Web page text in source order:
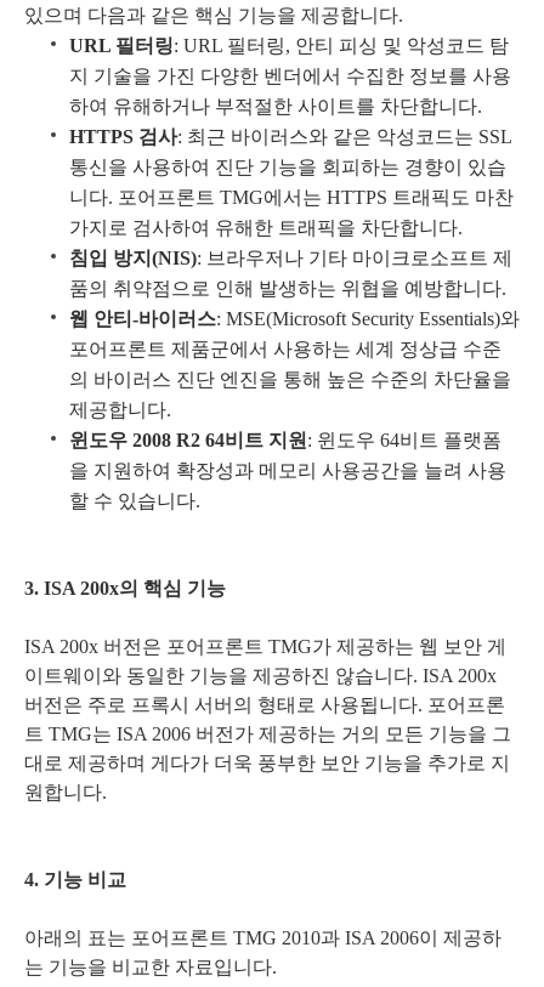
있으며 다음과 같은 핵심 기능을 제공합니다.
URL 필터링: URL 필터링, 안티 피싱 및 악성코드 탐
지 기술을 가진 다양한 벤더에서 수집한 정보를 사용
하여 유해하거나 부적절한 사이트를 차단합니다.
HTTPS 검사: 최근 바이러스와 같은 악성코드는 SSL
통신을 사용하여 진단 기능을 회피하는 경향이 있습
니다. 포어프론트 TMG에서는 HTTPS 트래픽도 마찬
가지로 검사하여 유해한 트래픽을 차단합니다.
침입 방지(NIS): 브라우저나 기타 마이크로소프트 제
품의 취약점으로 인해 발생하는 위협을 예방합니다.
웹 안티-바이러스: MSE(Microsoft Security Essentials)와
포어프론트 제품군에서 사용하는 세계 정상급 수준
의 바이러스 진단 엔진을 통해 높은 수준의 차단율을
제공합니다.
윈도우 2008 R2 64비트 지원 : 윈도우 64비트 플랫폼
을 지원하여 확장성과 메모리 사용공간을 늘려 사용
할 수 있습니다.
3. ISA 200x의 핵심 기능
ISA 200x 버전은 포어프론트 TMG가 제공하는 웹 보안 게
이트웨이와 동일한 기능을 제공하진 않습니다. ISA 200x
버전은 주로 프록시 서버의 형태로 사용됩니다. 포어프론
트 TMG는 ISA 2006 버전가 제공하는 거의 모든 기능을 그
대로 제공하며 게다가 더욱 풍부한 보안 기능을 추가로 지
원합니다.
4. 기능 비교
아래의 표는 포어프론트 TMG 2010과 ISA 2006이 제공하
는 기능을 비교한 자료입니다.